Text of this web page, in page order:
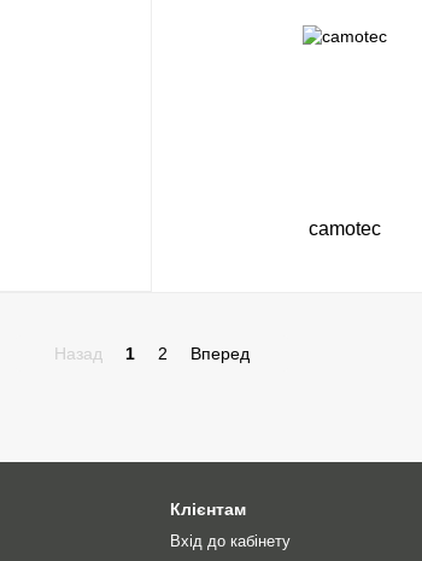
camotec
Назад 1 2 Вперед
Клієнтам
Вхід до кабінету